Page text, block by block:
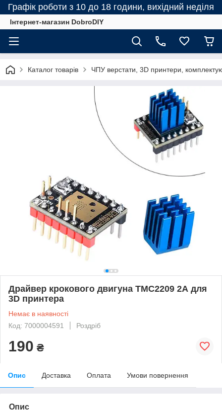
Графік роботи з 10 до 18 години, вихідний неділя
Інтернет-магазин DobroDIY
Каталог товарів ЧПУ верстати, 3D принтери,
Драйвер крокового двигуна TMC2209 2А для
3D принтера
Немає в наявності
Код: 7000004591
Роздріб
190 ₴
Опис Доставка Оплата Умови повернення
Опис